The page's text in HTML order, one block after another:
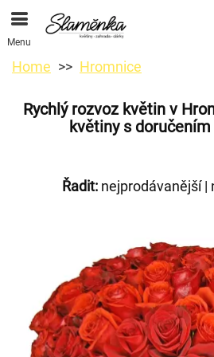
Menu
Home Hromnice
Rychlý rozvoz květin v
květiny s
Řadit: nejprodávanější|